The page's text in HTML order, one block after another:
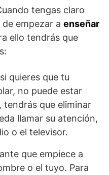
tengas claro
empezar a enseñar
ello tendrás que
quieres que tu
no puede estar
que eliminar
llamar su atención,
o el televisor.
que empiece a
o el tuyo. Para